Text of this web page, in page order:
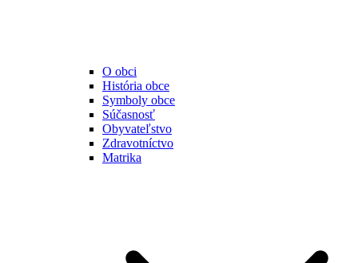
O obci
História obce
Symboly obce
Súčasnosť
Obyvateľstvo
Zdravotníctvo
Matrika